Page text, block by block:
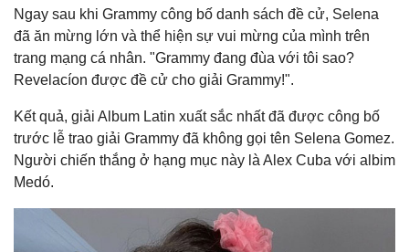
Ngay sau khi Grammy công bố danh sách đề cử, Selena
đã ăn mừng lớn và thể hiện sự vui mừng của mình trên
trang mạng cá nhân. "Grammy đang đùa với tôi sao?
Revelacíon được đề cử cho giải Grammy!".
Kết quả, giải Album Latin xuất sắc nhất đã được công bố
trước lễ trao giải Grammy đã không gọi tên Selena Gomez.
Người chiến thắng ở hạng mục này là Alex Cuba với albim
Medó.